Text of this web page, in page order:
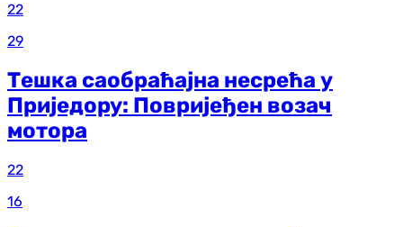
22
29
Тешка саобраћајна несрећа у
Приједору: Повријеђен возач
мотора
22
16